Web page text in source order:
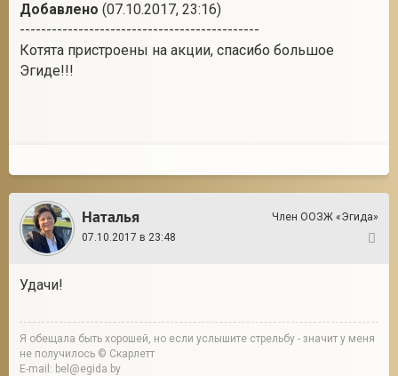
Добавлено (07.10.2017, 23:16)
---------------------------------------------
Котята пристроены на акции, спасибо большое
Эгиде!!!
Наталья
Член ООЗЖ «Эгида»
07.10.2017 в 23:48
Удачи!
Я обещала быть хорошей, но если услышите стрельбу - значит у меня
не получилось © Скарлетт
E-mail: bel@egida.by